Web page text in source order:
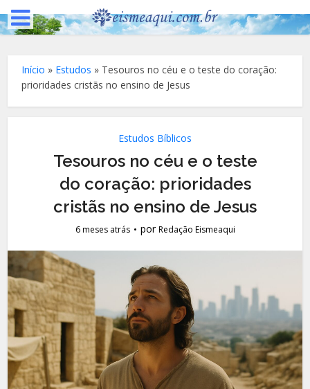
Início » Estudos » Tesouros no céu e o teste do coração:
prioridades cristãs no ensino de Jesus
Estudos Bíblicos
Tesouros no céu e o teste
do coração: prioridades
cristãs no ensino de Jesus
6 meses atrás porRedação Eismeaqui